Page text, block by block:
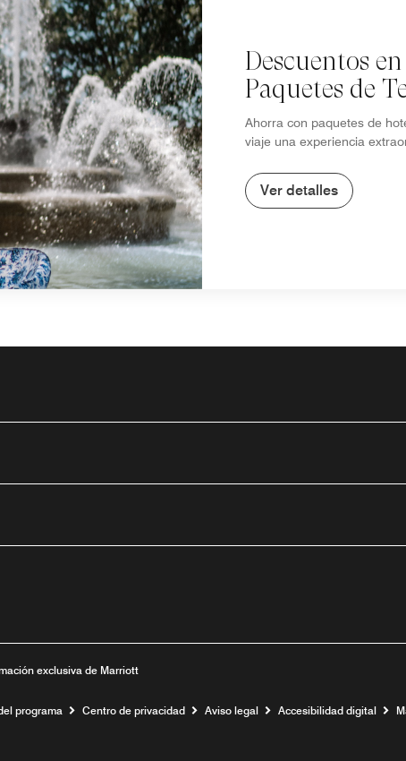
Descuentos
Paquetes de
Ahorra con paquetes de
viaje una experiencia
Ver detalles
exclusiva de Marriott
programa Centro de privacidad Aviso legal Accesibilidad digital